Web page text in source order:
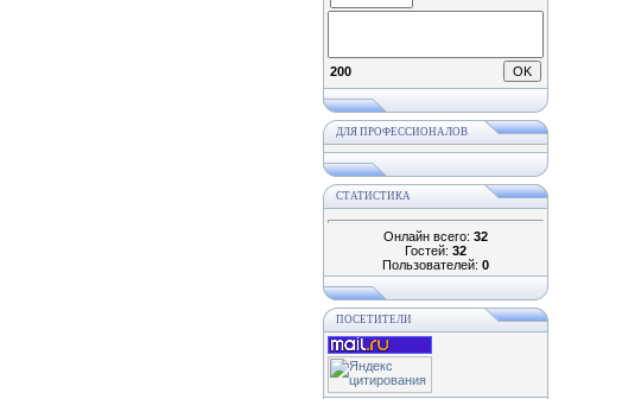
200
ДЛЯ ПРОФЕССИОНАЛОВ
СТАТИСТИКА
Онлайн всего: 32
Гостей: 32
Пользователей: 0
ПОСЕТИТЕЛИ